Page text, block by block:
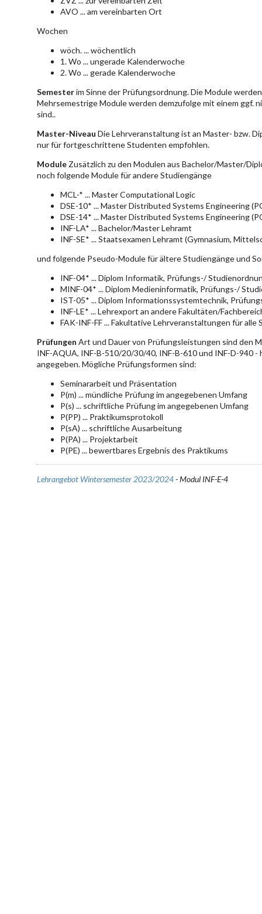
AVO ... am vereinbarten Ort
Wochen
wöch. ... wöchentlich
1. Wo ... ungerade Kalenderwoche
2. Wo ... gerade Kalenderwoche
Semesterim Sinne der Prüfungsordnung. Die Module
Mehrsemestrige Module werden demzufolge mit einem ggf.
sind..
Master-Niveau Die Lehrveranstaltung ist an Master- bzw.
nur für fortgeschrittene Studenten empfohlen.
Module Zusätzlich zu den Modulen aus Bachelor/Master/
noch folgende Module für andere Studiengänge
MCL-* ... Master Computational Logic
DSE-10* ... Master Distributed Systems Engineering
DSE-14* ... Master Distributed Systems Engineering
INF-LA* ... Bachelor/Master Lehramt
INF-SE* ... Staatsexamen Lehramt (Gymnasium,
und folgende Pseudo-Module für ältere Studiengänge und
INF-04* ... Diplom Informatik, Prüfungs-/
MINF-04* ... Diplom Medieninformatik, Prüfungs-/
IST-05* ... Diplom Informationssystemtechnik,
INF-LE* ... Lehrexport an andere Fakultäten/
FAK-INF-FF ... Fakultative Lehrveranstaltungen für
Prüfungen Art und Dauer von Prüfungsleistungen sind den
INF-AQUA, INF-B-510/20/30/40, INF-B-610 und INF-D-940
angegeben. Mögliche Prüfungsformen sind:
Seminararbeit und Präsentation
P(m) ... mündliche Prüfung im angegebenen Umfang
P(s) ... schriftliche Prüfung im angegebenen Umfang
P(PP) ... Praktikumsprotokoll
P(sA) ... schriftliche Ausarbeitung
P(PA) ... Projektarbeit
P(PE) ... bewertbares Ergebnis des Praktikums
Lehrangebot Wintersemester 2023/2024- Modul INF-E-4